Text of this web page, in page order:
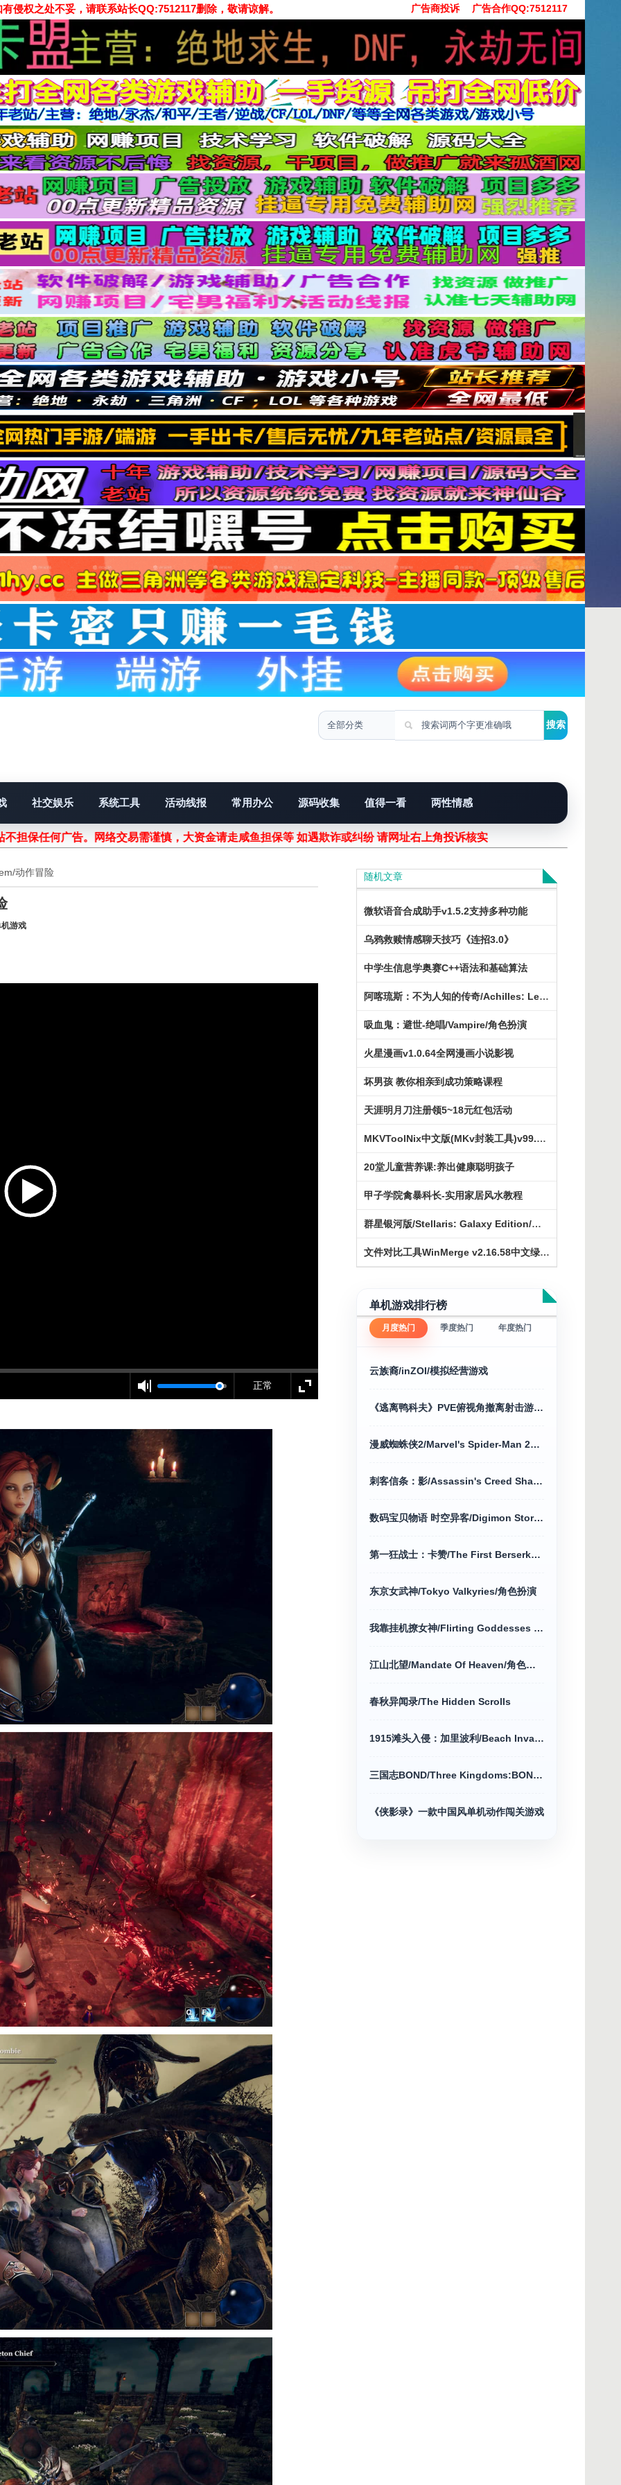
侵权之处不妥，请联系站长QQ:7512117删除，敬请谅解。 广告商投诉 广告合作QQ:7512117
社交娱乐 系统工具 活动线报 常用办公 源码收集 值得一看 两性情感
担保任何广告。网络交易需谨慎，大资金请走咸鱼担保等 如遇欺诈或纠纷 请网址右上角投诉核实！
动作冒险
游戏
随机文章
微软语音合成助手v1.5.2支持多种功能
乌鸦救赎情感聊天技巧《连招3.0》
中学生信息学奥赛C++语法和基础算法
阿喀琉斯：不为人知的传奇/Achilles: Legends Untold
吸血鬼：避世-绝唱/Vampire/角色扮演
火星漫画v1.0.64全网漫画小说影视
坏男孩 教你相亲到成功策略课程
天涯明月刀注册领5~18元红包活动
MKVToolNix中文版(MKv封装工具)v99.0.00
20堂儿童营养课:养出健康聪明孩子
甲子学院禽暴科长-实用家居风水教程
群星银河版/Stellaris: Galaxy Edition/策略战棋
文件对比工具WinMerge v2.16.58中文绿色版
单机游戏排行榜
月度热门 季度热门 年度热门
云族裔/inZOI/模拟经营游戏
《逃离鸭科夫》PVE俯视角撤离射击游戏+修改器
漫威蜘蛛侠2/Marvel's Spider-Man 2动作冒险
刺客信条：影/Assassin's Creed Shadows voices38 新游发布
数码宝贝物语 时空异客/Digimon Story Time Stranger
第一狂战士：卡赞/The First Berserker动作冒险
东京女武神/Tokyo Valkyries/角色扮演
我靠挂机撩女神/Flirting Goddesses by AFK
江山北望/Mandate Of Heaven/角色扮演游戏
春秋异闻录/The Hidden Scrolls
1915滩头入侵：加里波利/Beach Invasion动作冒险
三国志BOND/Three Kingdoms:BOND/策略战棋
《侠影录》一款中国风单机动作闯关游戏